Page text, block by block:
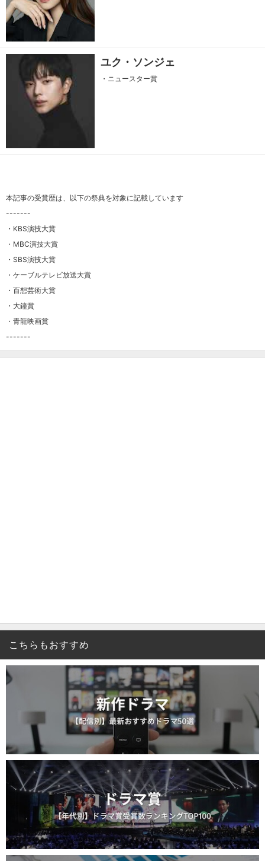
ユク・ソンジェ
・ニュースター賞
本記事の受賞歴は、以下の祭典を対象に記載しています
-------
・KBS演技大賞
・MBC演技大賞
・SBS演技大賞
・ケーブルテレビ放送大賞
・百想芸術大賞
・大鐘賞
・青龍映画賞
-------
こちらもおすすめ